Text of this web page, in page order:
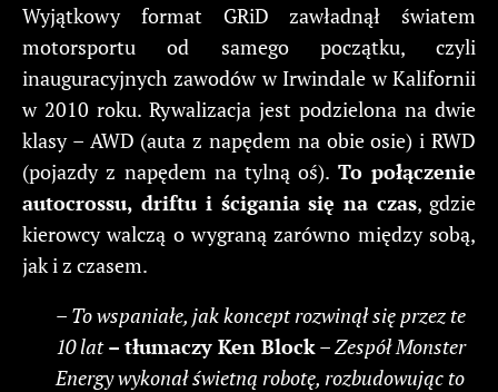
Wyjątkowy format GRiD zawładnął światem
motorsportu od samego początku, czyli
inauguracyjnych zawodów w Irwindale w Kalifornii
w 2010 roku. Rywalizacja jest podzielona na dwie
klasy – AWD (auta z napędem na obie osie) i RWD
(pojazdy z napędem na tylną oś). To połączenie
autocrossu, driftu i ścigania się na czas, gdzie
kierowcy walczą o wygraną zarówno między sobą,
jak i z czasem.
– To wspaniałe, jak koncept rozwinął się przez te
10 lat– tłumaczy Ken Block–Zespół Monster
Energy wykonał świetną robotę, rozbudowując to